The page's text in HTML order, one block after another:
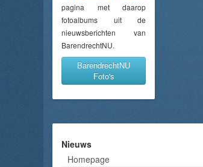
pagina met daarop
fotoalbums uit de
nieuwsberichten van
BarendrechtNU.
BarendrechtNU
Foto's
Nieuws
Homepage